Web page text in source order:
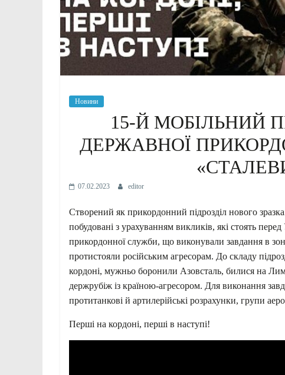
Новини
15-Й МОБІЛЬНИЙ
ДЕРЖАВНОЇ
07.02.2023 editor
Створений як прикордонний підрозділ нового
побудовані з урахуванням викликів, які стоять
прикордонної служби, що виконували завдання в
протистояли російським агресорам. До складу
кордоні, мужньо боронили Азовсталь, билися на
держрубіж із країною-агресором. Для виконання
протитанкові й артилерійські розрахунки, групи
Перші на кордоні, перші в наступі!